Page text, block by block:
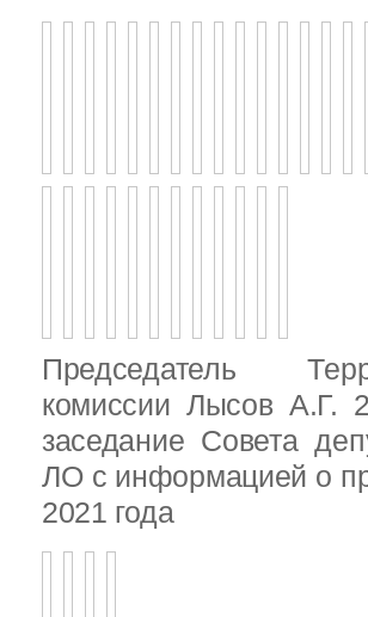
Председатель
комиссии Лысов А.Г.
заседание Совета
ЛО с информацией о
2021 года